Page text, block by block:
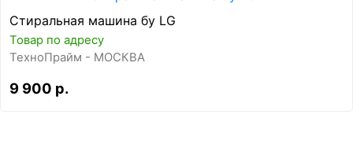
Стиральная машина бу LG
Товар по адресу
ТехноПрайм - МОСКВА
9 900 р.